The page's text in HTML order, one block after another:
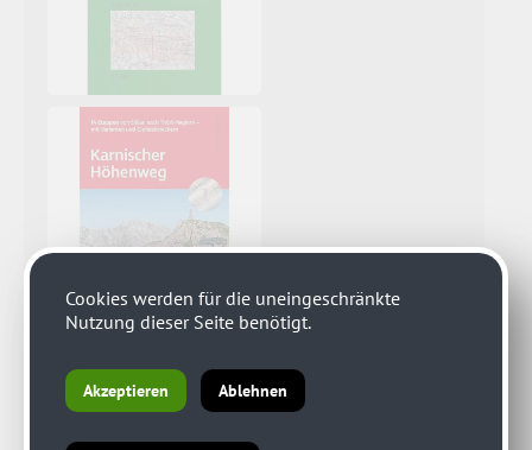
Cookies werden für die uneingeschränkte
Nutzung dieser Seite benötigt.
Akzeptieren Ablehnen